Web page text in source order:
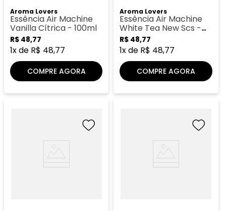
Aroma Lovers
Essência Air Machine
Vanilla Cítrica - 100ml
R$ 48,77
1x de R$ 48,77
COMPRE AGORA
Aroma Lovers
Essência Air Machine
White Tea New Scs -
100ml
R$ 48,77
1x de R$ 48,77
COMPRE AGORA